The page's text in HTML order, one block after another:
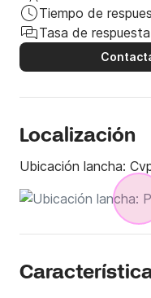
Tiempo de
Tasa de
Localización
Ubicación lancha: